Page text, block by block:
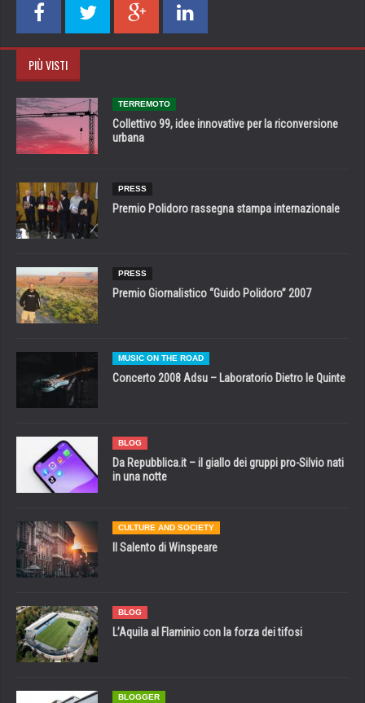
PIÙ VISTI
TERREMOTO
Collettivo 99, idee innovative per la riconversione
urbana
PRESS
Premio Polidoro rassegna stampa internazionale
PRESS
Premio Giornalistico “Guido Polidoro” 2007
MUSIC ON THE ROAD
Concerto 2008 Adsu – Laboratorio Dietro le Quinte
BLOG
Da Repubblica.it – il giallo dei gruppi pro-Silvio nati
in una notte
CULTURE AND SOCIETY
Il Salento di Winspeare
BLOG
L’Aquila al Flaminio con la forza dei tifosi
BLOGGER